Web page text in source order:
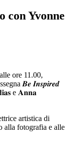
con Yvonne
ore 11.00,
𝑩𝒆 𝑰𝒏𝒔𝒑𝒊𝒓𝒆𝒅
e 𝐀𝐧𝐧𝐚
artistica di
alla fotografia e alle